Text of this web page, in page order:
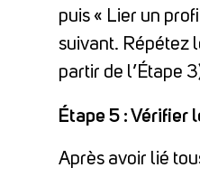
puis « Lier un
suivant. Répétez
partir de l’Étape
Étape 5 : Vérifier
Après avoir lié